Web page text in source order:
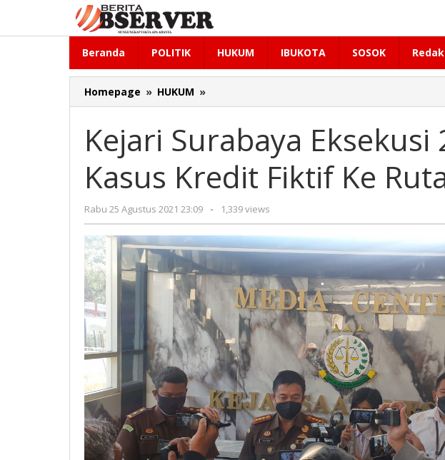
konten
Beranda POLITIK HUKUM IBUKOTA SOSOK
Homepage » HUKUM »
Surabaya
2
Terpidana
Kasus
Kredit
Ke
Rutan
Medaeng
Kejari Surabaya Eksekusi
Kasus Kredit Fiktif Ke
Rabu 25 Agustus 2021 23:09
oleh
Redaksi
- 1,339 views